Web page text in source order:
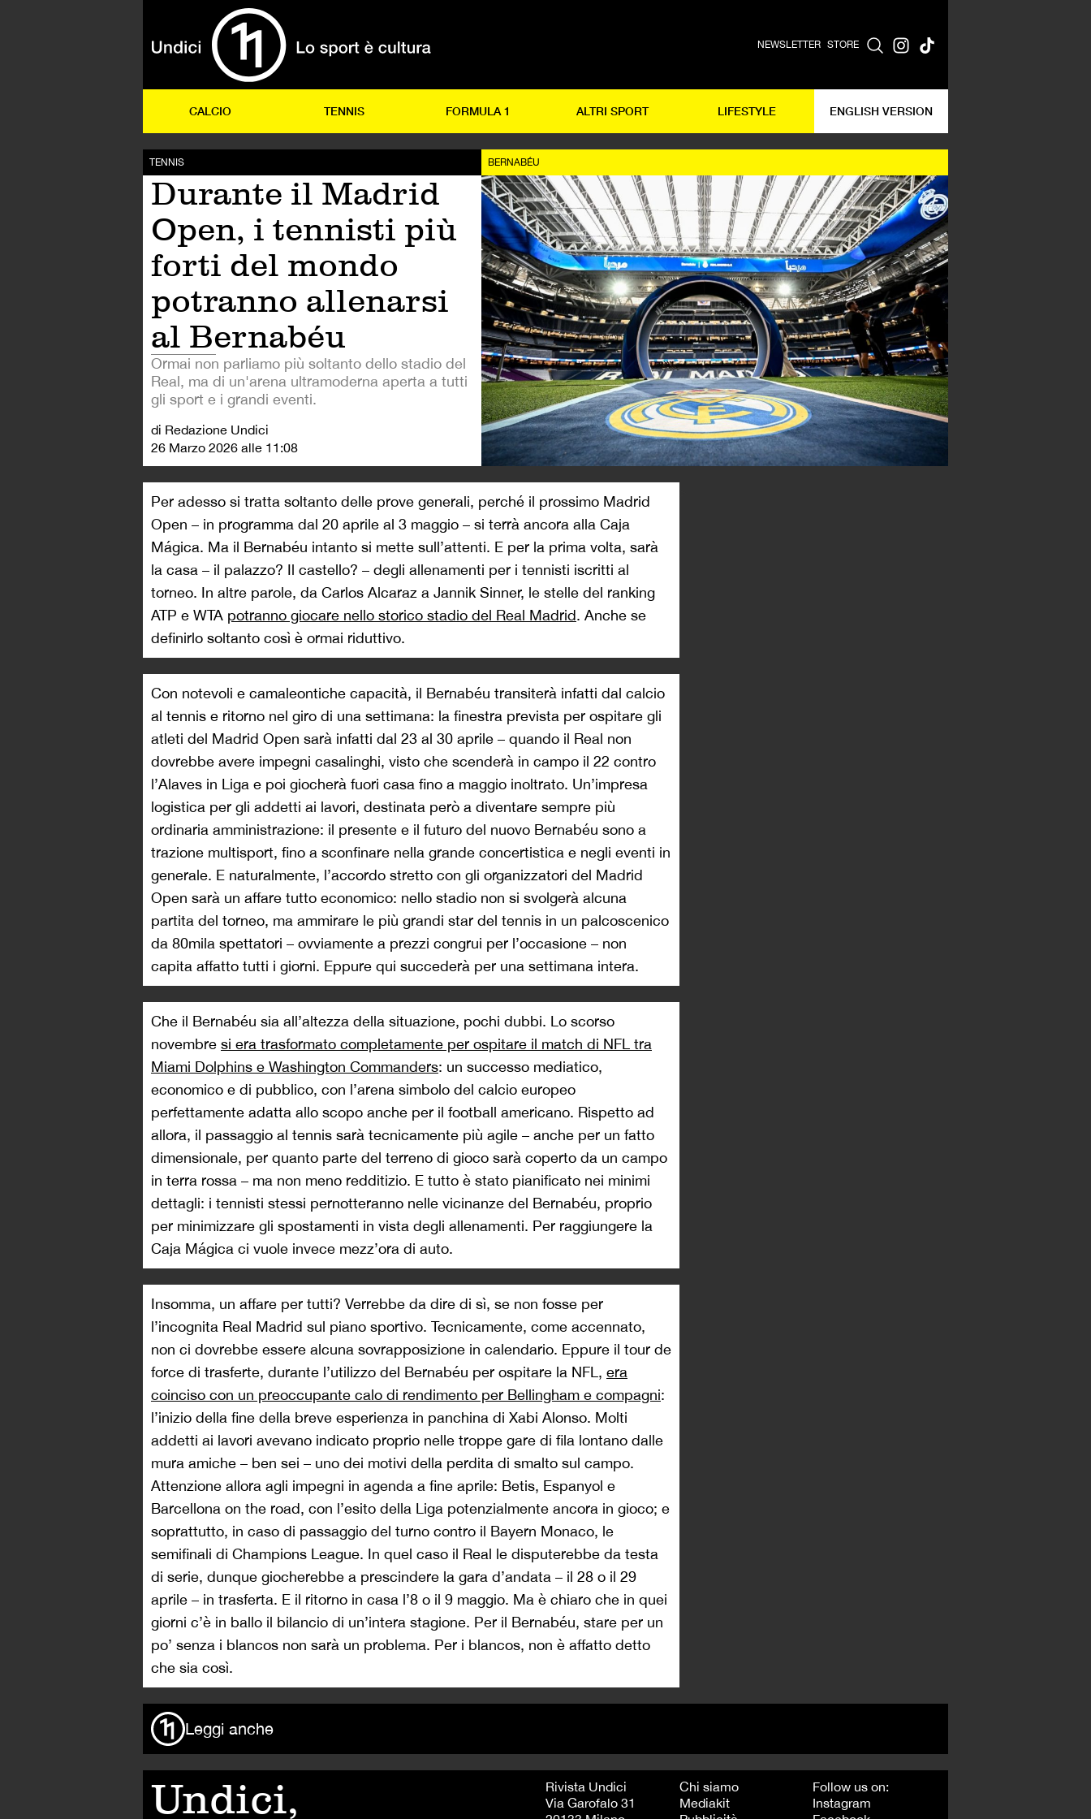
NEWSLETTER STORE
CALCIO TENNIS FORMULA 1 ALTRI SPORT LIFESTYLE ENGLISH VERSION
TENNIS
Durante il Madrid
Open, i tennisti più
forti del mondo
potranno allenarsi
al Bernabéu
Ormai non parliamo più soltanto dello stadio del
Real, ma di un'arena ultramoderna aperta a tutti
gli sport e i grandi eventi.
di Redazione Undici
26 Marzo 2026 alle 11:08
BERNABÉU
Per adesso si tratta soltanto delle prove generali, perché il prossimo Madrid
Open – in programma dal 20 aprile al 3 maggio – si terrà ancora alla Caja
Mágica. Ma il Bernabéu intanto si mette sull’attenti. E per la prima volta, sarà
la casa – il palazzo? Il castello? – degli allenamenti per i tennisti iscritti al
torneo. In altre parole, da Carlos Alcaraz a Jannik Sinner, le stelle del ranking
ATP e WTA potranno giocare nello storico stadio del Real Madrid. Anche se
definirlo soltanto così è ormai riduttivo.
Con notevoli e camaleontiche capacità, il Bernabéu transiterà infatti dal calcio
al tennis e ritorno nel giro di una settimana: la finestra prevista per ospitare gli
atleti del Madrid Open sarà infatti dal 23 al 30 aprile – quando il Real non
dovrebbe avere impegni casalinghi, visto che scenderà in campo il 22 contro
l’Alaves in Liga e poi giocherà fuori casa fino a maggio inoltrato. Un’impresa
logistica per gli addetti ai lavori, destinata però a diventare sempre più
ordinaria amministrazione: il presente e il futuro del nuovo Bernabéu sono a
trazione multisport, fino a sconfinare nella grande concertistica e negli eventi in
generale. E naturalmente, l’accordo stretto con gli organizzatori del Madrid
Open sarà un affare tutto economico: nello stadio non si svolgerà alcuna
partita del torneo, ma ammirare le più grandi star del tennis in un palcoscenico
da 80mila spettatori – ovviamente a prezzi congrui per l’occasione – non
capita affatto tutti i giorni. Eppure qui succederà per una settimana intera.
Che il Bernabéu sia all’altezza della situazione, pochi dubbi. Lo scorso
novembre si era trasformato completamente per ospitare il match di NFL tra
Miami Dolphins e Washington Commanders: un successo mediatico,
economico e di pubblico, con l’arena simbolo del calcio europeo
perfettamente adatta allo scopo anche per il football americano. Rispetto ad
allora, il passaggio al tennis sarà tecnicamente più agile – anche per un fatto
dimensionale, per quanto parte del terreno di gioco sarà coperto da un campo
in terra rossa – ma non meno redditizio. E tutto è stato pianificato nei minimi
dettagli: i tennisti stessi pernotteranno nelle vicinanze del Bernabéu, proprio
per minimizzare gli spostamenti in vista degli allenamenti. Per raggiungere la
Caja Mágica ci vuole invece mezz’ora di auto.
Insomma, un affare per tutti? Verrebbe da dire di sì, se non fosse per
l’incognita Real Madrid sul piano sportivo. Tecnicamente, come accennato,
non ci dovrebbe essere alcuna sovrapposizione in calendario. Eppure il tour de
force di trasferte, durante l’utilizzo del Bernabéu per ospitare la NFL, era
coinciso con un preoccupante calo di rendimento per Bellingham e compagni:
l’inizio della fine della breve esperienza in panchina di Xabi Alonso. Molti
addetti ai lavori avevano indicato proprio nelle troppe gare di fila lontano dalle
mura amiche – ben sei – uno dei motivi della perdita di smalto sul campo.
Attenzione allora agli impegni in agenda a fine aprile: Betis, Espanyol e
Barcellona on the road, con l’esito della Liga potenzialmente ancora in gioco; e
soprattutto, in caso di passaggio del turno contro il Bayern Monaco, le
semifinali di Champions League. In quel caso il Real le disputerebbe da testa
di serie, dunque giocherebbe a prescindere la gara d’andata – il 28 o il 29
aprile – in trasferta. E il ritorno in casa l’8 o il 9 maggio. Ma è chiaro che in quei
giorni c’è in ballo il bilancio di un’intera stagione. Per il Bernabéu, stare per un
po’ senza i blancos non sarà un problema. Per i blancos, non è affatto detto
che sia così.
Leggi anche
Undici,
Rivista Undici
Via Garofalo 31
Chi siamo
Mediakit
Follow us on:
Instagram